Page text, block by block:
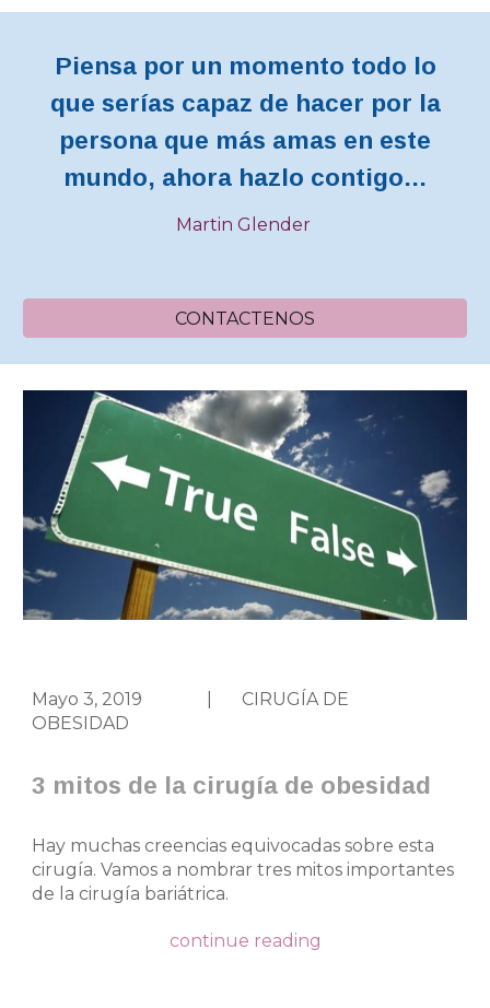
Piensa por un momento todo lo
que serías capaz de hacer por la
persona que más amas en este
mundo, ahora hazlo contigo...
Martin Glender
CONTACTENOS
Mayo 3, 2019
CIRUGÍA DE
OBESIDAD
3 mitos de la cirugía de obesidad
Hay muchas creencias equivocadas sobre esta
cirugía. Vamos a nombrar tres mitos importantes
de la cirugía bariátrica.
continue reading